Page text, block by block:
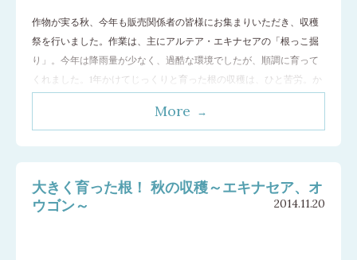
作物が実る秋、今年も販売関係者の皆様にお集まりいただき、収穫
祭を行いました。作業は、主にアルテア・エキナセアの「根っこ掘
り」。今年は降雨量が少なく、過酷な環境でしたが、順調に育って
くれました。1年かけてじっくりと育った根の収穫は、ひと苦労。か
なければなりません。しかし、約100名の販売関係者の皆様の手際よ
More
大きく育った根！ 秋の収穫～エキナセア、オ
ウゴン～
2014.11.20